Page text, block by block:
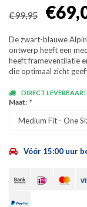
€99,95
De zwart-blauwe
ontwerp heeft een
heeft frameventilatie
die optimaal zicht
DIRECT LEVERBAAR!
Maat: *
Medium Fit - One
Vóór 15:00 uur